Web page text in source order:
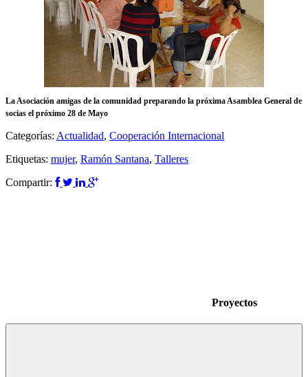
La Asociación amigas de la comunidad preparando la próxima Asamblea General de
socias el próximo 28 de Mayo
Categorías: Actualidad, Cooperación Internacional
Etiquetas: mujer, Ramón Santana, Talleres
Compartir:
Proyectos